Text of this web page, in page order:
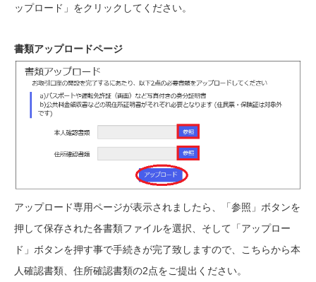
ップロード」をクリックしてください。
書類アップロードページ
アップロード専用ページが表示されましたら、「参照」ボタンを
押して保存された各書類ファイルを選択、そして「アップロー
ド」ボタンを押す事で手続きが完了致しますので、こちらから本
人確認書類、住所確認書類の2点をご提出ください。